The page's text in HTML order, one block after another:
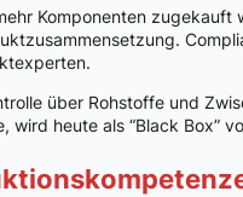
Komponenten zugekauft
über Rohstoffe und
heute als “Black Box”